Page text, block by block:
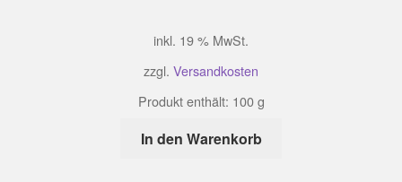
inkl. 19 % MwSt.
zzgl. Versandkosten
Produkt enthält: 100g
In den Warenkorb